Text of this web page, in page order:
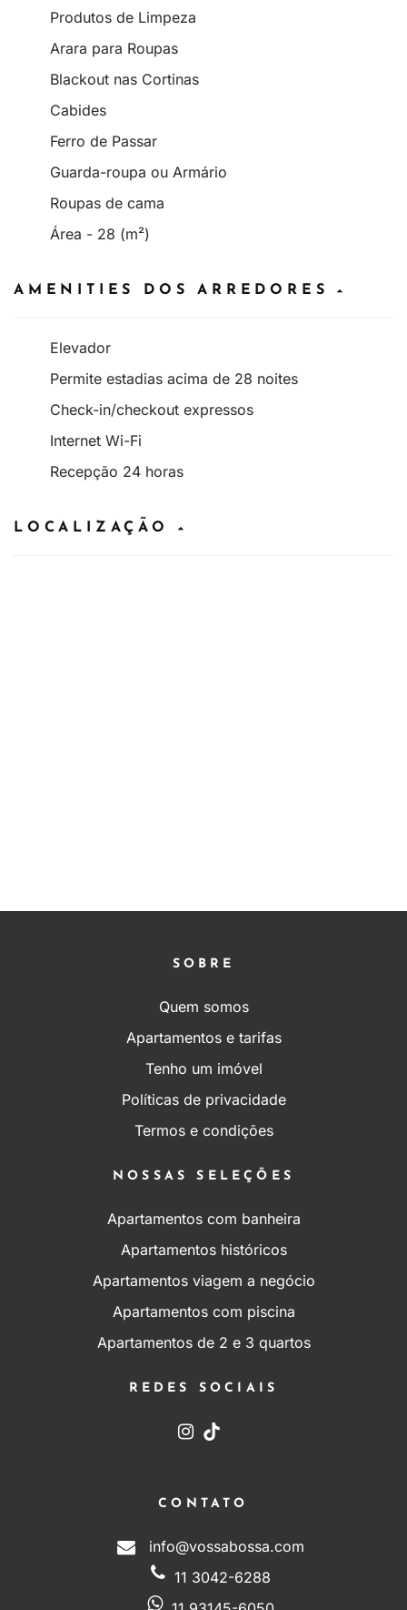
Produtos de Limpeza
Arara para Roupas
Blackout nas Cortinas
Cabides
Ferro de Passar
Guarda-roupa ou Armário
Roupas de cama
Área - 28 (m²)
AMENITIES DOS ARREDORES
Elevador
Permite estadias acima de 28 noites
Check-in/checkout expressos
Internet Wi-Fi
Recepção 24 horas
LOCALIZAÇÃO
SOBRE
Quem somos
Apartamentos e tarifas
Tenho um imóvel
Políticas de privacidade
Termos e condições
NOSSAS SELEÇÕES
Apartamentos com banheira
Apartamentos históricos
Apartamentos viagem a negócio
Apartamentos com piscina
Apartamentos de 2 e 3 quartos
REDES SOCIAIS
CONTATO
info@vossabossa.com
11 3042-6288